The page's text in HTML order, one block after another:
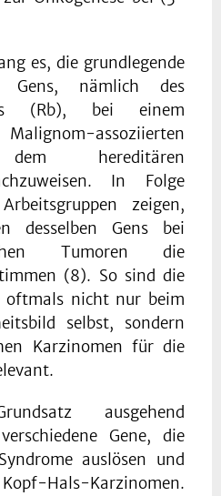
es, die grundlegende
Gens, nämlich des
(Rb), bei einem
assoziierten
dem hereditären
In Folge
zeigen,
desselben Gens bei
Tumoren die
(8). So sind die
oftmals nicht nur beim
selbst, sondern
Karzinomen für die
ausgehend
Gene, die
auslösen und
Hals-Karzinomen.